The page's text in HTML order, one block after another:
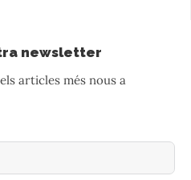
newsletter
articles més nous a